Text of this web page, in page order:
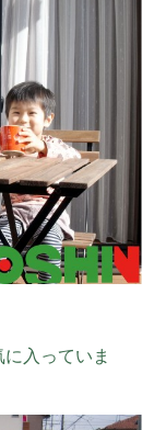
入っていま